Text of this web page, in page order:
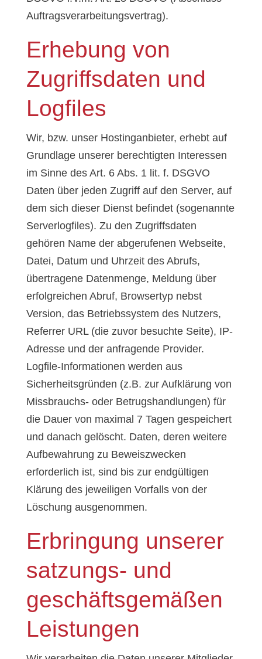
Auftragsverarbeitungsvertrag).
Erhebung von
Zugriffsdaten und
Logfiles
Wir, bzw. unser Hostinganbieter, erhebt auf
Grundlage unserer berechtigten Interessen
im Sinne des Art. 6 Abs. 1 lit. f. DSGVO
Daten über jeden Zugriff auf den Server, auf
dem sich dieser Dienst befindet (sogenannte
Serverlogfiles). Zu den Zugriffsdaten
gehören Name der abgerufenen Webseite,
Datei, Datum und Uhrzeit des Abrufs,
übertragene Datenmenge, Meldung über
erfolgreichen Abruf, Browsertyp nebst
Version, das Betriebssystem des Nutzers,
Referrer URL (die zuvor besuchte Seite), IP-
Adresse und der anfragende Provider.
Logfile-Informationen werden aus
Sicherheitsgründen (z.B. zur Aufklärung von
Missbrauchs- oder Betrugshandlungen) für
die Dauer von maximal 7 Tagen gespeichert
und danach gelöscht. Daten, deren weitere
Aufbewahrung zu Beweiszwecken
erforderlich ist, sind bis zur endgültigen
Klärung des jeweiligen Vorfalls von der
Löschung ausgenommen.
Erbringung unserer
satzungs- und
geschäftsgemäßen
Leistungen